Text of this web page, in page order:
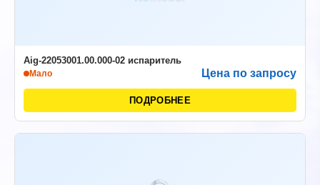
Aig-22053001.00.000-02 испаритель
Мало Цена по запросу
ПОДРОБНЕЕ